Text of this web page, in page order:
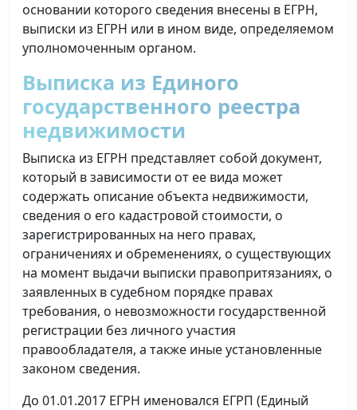
основании которого сведения внесены в ЕГРН,
выписки из ЕГРН или в ином виде, определяемом
уполномоченным органом.
Выписка из Единого
государственного реестра
недвижимости
Выписка из ЕГРН представляет собой документ,
который в зависимости от ее вида может
содержать описание объекта недвижимости,
сведения о его кадастровой стоимости, о
зарегистрированных на него правах,
ограничениях и обременениях, о существующих
на момент выдачи выписки правопритязаниях, о
заявленных в судебном порядке правах
требования, о невозможности государственной
регистрации без личного участия
правообладателя, а также иные установленные
законом сведения.
До 01.01.2017 ЕГРН именовался ЕГРП (Единый